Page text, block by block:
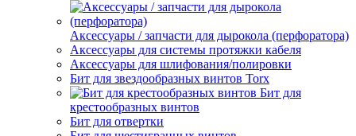
Аксессуары / запчасти для дырокола (перфоратора)
Аксессуары для системы протяжки кабеля
Аксессуары для шлифования/полировки
Бит для звездообразных винтов Torx
Бит для
крестообразных винтов
Бит для отвертки